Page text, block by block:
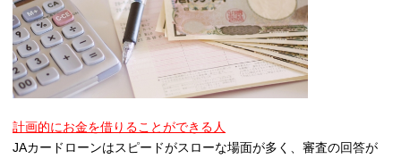
計画的にお金を借りることができる人
JAカードローンはスピードがスローな場面が多く、審査の回答が